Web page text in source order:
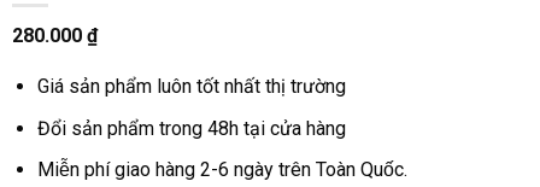
280.000 ₫
Giá sản phẩm luôn tốt nhất thị trường
Đổi sản phẩm trong 48h tại cửa hàng
Miễn phí giao hàng 2-6 ngày trên Toàn Quốc.